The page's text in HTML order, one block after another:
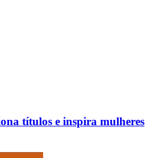
títulos e inspira mulheres